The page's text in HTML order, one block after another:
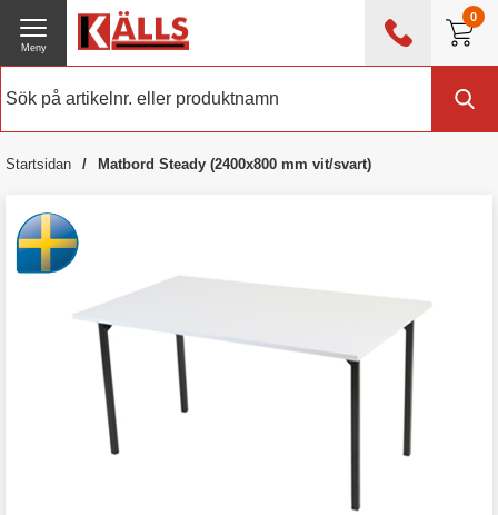
0
0476 - 214 80
Meny
Startsidan Matbord Steady (2400x800 mm vit/svart)